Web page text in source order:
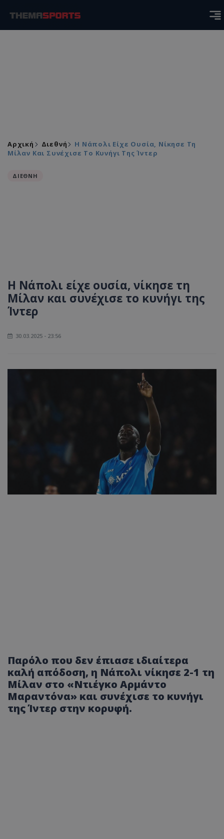
Αρχική Διεθνή
Η Νάπολι Είχε Ουσία, Νίκησε Τη
Μίλαν Και Συνέχισε Το Κυνήγι Της Ίντερ
ΔΙΕΘΝΗ
Η Νάπολι είχε ουσία, νίκησε τη
Μίλαν και συνέχισε το κυνήγι της
Ίντερ
30.03.2025 - 23:56
Παρόλο που δεν έπιασε ιδιαίτερα
καλή απόδοση, η Νάπολι νίκησε 2-1 τη
Μίλαν στο «Ντιέγκο Αρμάντο
Μαραντόνα» και συνέχισε το κυνήγι
της Ίντερ στην κορυφή.